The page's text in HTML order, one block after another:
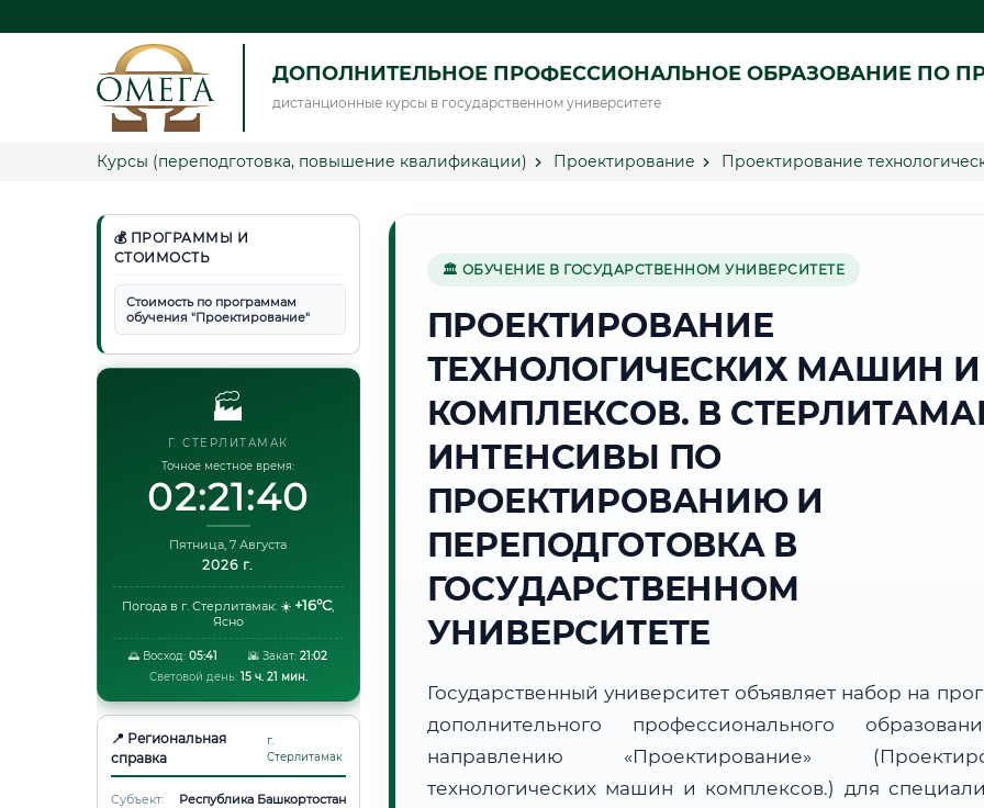
ДОПОЛНИТЕЛЬНОЕ ПРОФЕССИОНАЛЬНОЕ ОБРАЗОВАНИЕ ПО
дистанционные курсы в государственном университете
Курсы (переподготовка, повышение квалификации) Проектирование Проектирование
💰 ПРОГРАММЫ И
СТОИМОСТЬ
Стоимость по программам
обучения "Проектирование"
🏭
Г. СТЕРЛИТАМАК
Точное местное время:
02:21:41
Пятница, 7 Августа
2026 г.
Погода в г. Стерлитамак: ☀️ +16°C,
Ясно
🌅 Восход: 05:41 🌇 Закат:21:02
Световой день: 15 ч. 21 мин.
📍 Региональная
справка
г.
Стерлитамак
Субъект:
Республика Башкортостан
🏛 ОБУЧЕНИЕ В ГОСУДАРСТВЕННОМ УНИВЕРСИТЕТЕ
ПРОЕКТИРОВАНИЕ
ТЕХНОЛОГИЧЕСКИХ МАШИН И
КОМПЛЕКСОВ. В
ИНТЕНСИВЫ ПО
ПРОЕКТИРОВАНИЮ И
ПЕРЕПОДГОТОВКА В
ГОСУДАРСТВЕННОМ
УНИВЕРСИТЕТЕ
Государственный университет объявляет набор на
дополнительного профессионального
направлению «Проектирование»
технологических машин и комплексов.) для